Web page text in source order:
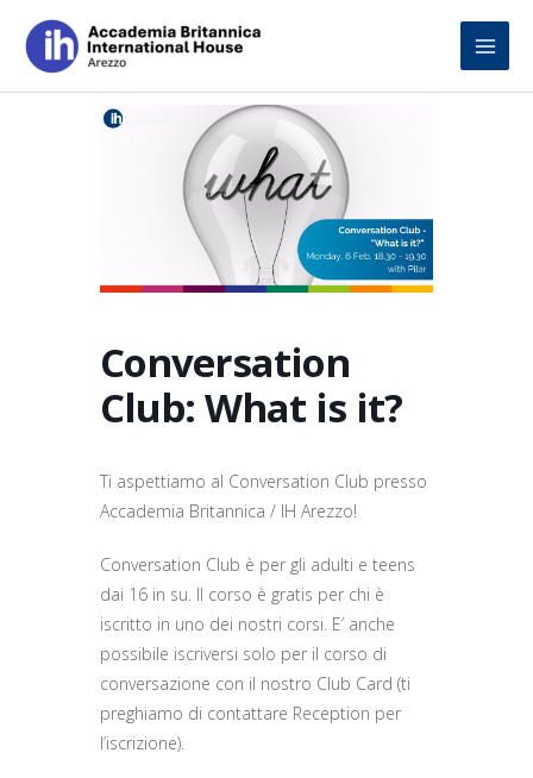
content
Conversation
Club: What is it?
Ti aspettiamo al Conversation Club presso
Accademia Britannica / IH Arezzo!
Conversation Club è per gli adulti e teens
dai 16 in su. Il corso è gratis per chi è
iscritto in uno dei nostri corsi. E’ anche
possibile iscriversi solo per il corso di
conversazione con il nostro Club Card (ti
preghiamo di contattare Reception per
l’iscrizione).